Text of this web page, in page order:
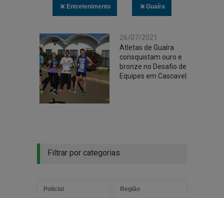
Entretenimento Guaíra
26/07/2021
Atletas de Guaíra
consquistam ouro e
bronze no Desafio de
Equipes em Cascavel
Filtrar por categorias
Policial Região